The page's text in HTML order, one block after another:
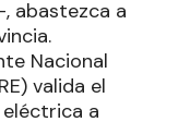
abastezca a
Nacional
valida el
a